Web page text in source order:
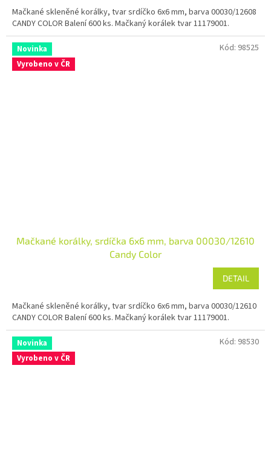
Mačkané skleněné korálky, tvar srdíčko 6x6 mm, barva 00030/12608
CANDY COLOR Balení 600 ks. Mačkaný korálek tvar 11179001.
Novinka
Vyrobeno v ČR
Mačkané korálky, srdíčka 6x6 mm, barva 00030/12610
Candy Color
DETAIL
Mačkané skleněné korálky, tvar srdíčko 6x6 mm, barva 00030/12610
CANDY COLOR Balení 600 ks. Mačkaný korálek tvar 11179001.
Kód: 98525
Novinka
Vyrobeno v ČR
Kód: 98530